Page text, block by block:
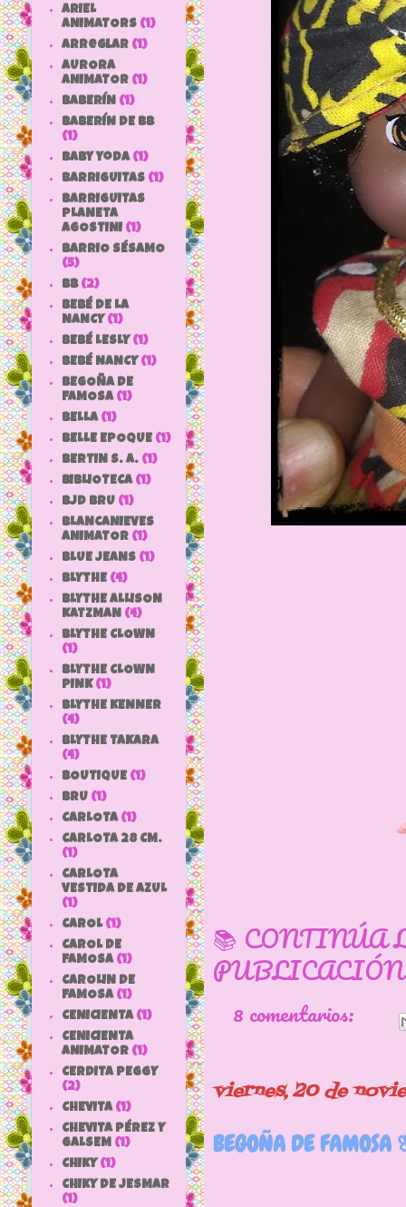
📚 CONTINÚA
8 comentarios:
viernes, 20 de
BEGOÑA DE FAMOSA
ARIEL
ANIMATORS (1)
arreglar (1)
AURORA
ANIMATOR (1)
BABERÍN (1)
BABERÍN DE BB
(1)
baby yoda (1)
BARRIGUITAS (1)
BARRIGUITAS
PLANETA
AGOSTINI (1)
BARRIO SÉSAMO
(5)
bb (2)
BEBÉ DE LA
NANCY (1)
BEBÉ LESLY (1)
BEBÉ NANCY (1)
BEGOÑA DE
FAMOSA (1)
BELLA (1)
BELLE EPOQUE (1)
BERTIN S. A. (1)
BIBLIOTECA (1)
BJD BRU (1)
BLANCANIEVES
ANIMATOR (1)
BLUE JEANS (1)
BLYTHE (4)
BLYTHE ALLISON
KATZMAN (4)
BLYTHE CLOWN
(1)
BLYTHE CLOWN
PINK (1)
BLYTHE KENNER
(4)
BLYTHE TAKARA
(4)
BOUTIQUE (1)
BRU (1)
CARLOTA (1)
CARLOTA 28 CM.
(1)
CARLOTA
VESTIDA DE AZUL
(1)
CAROL (1)
CAROL DE
FAMOSA (1)
CAROLIN DE
FAMOSA (1)
CENICIENTA (1)
CENICIENTA
ANIMATOR (1)
CERDITA PEGGY
(2)
CHEVITA (1)
CHEVITA PÉREZ Y
GALSEM (1)
CHIKY (1)
CHIKY DE JESMAR
(1)